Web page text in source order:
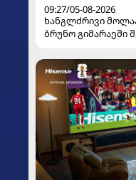
09:27/05-08-2026
ხანგლძრივი
ბრუნო გიმარაეში